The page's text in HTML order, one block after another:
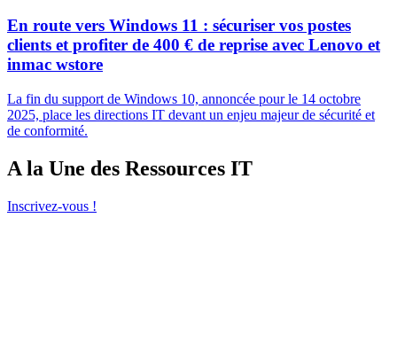
En route vers Windows 11 : sécuriser vos postes
clients et profiter de 400 € de reprise avec Lenovo et
inmac wstore
La fin du support de Windows 10, annoncée pour le 14 octobre
2025, place les directions IT devant un enjeu majeur de sécurité et
de conformité.
A la Une des Ressources IT
Inscrivez-vous !